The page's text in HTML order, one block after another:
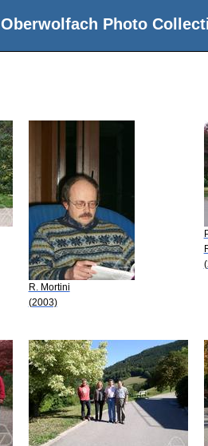
Oberwolfach Photo
R. Mortini
(2003)